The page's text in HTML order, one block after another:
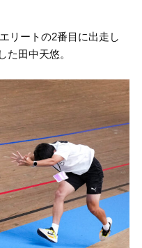
リートの2番目に出走し
た田中天悠。